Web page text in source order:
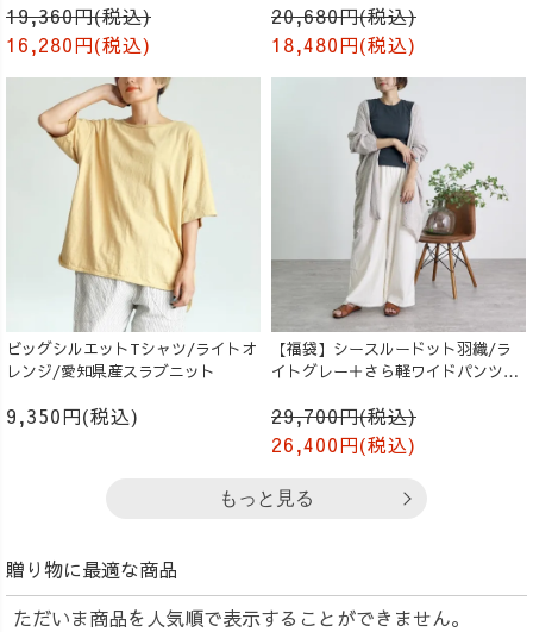
19,360円(税込)
16,280円(税込)
20,680円(税込)
18,480円(税込)
ビッグシルエットTシャツ/ライトオ
レンジ/愛知県産スラブニット
9,350円(税込)
【福袋】シースルードット羽織/ラ
イトグレー＋さら軽ワイドパンツ/
29,700円(税込)
26,400円(税込)
もっと見る
贈り物に最適な商品
ただいま商品を人気順で表示することができません。